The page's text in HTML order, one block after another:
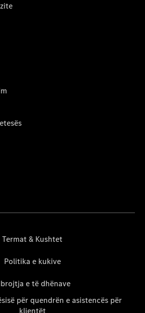
Termat & Kushtet
Politika e kukive
e të dhënave
për quendrën e asistencës për
klientët